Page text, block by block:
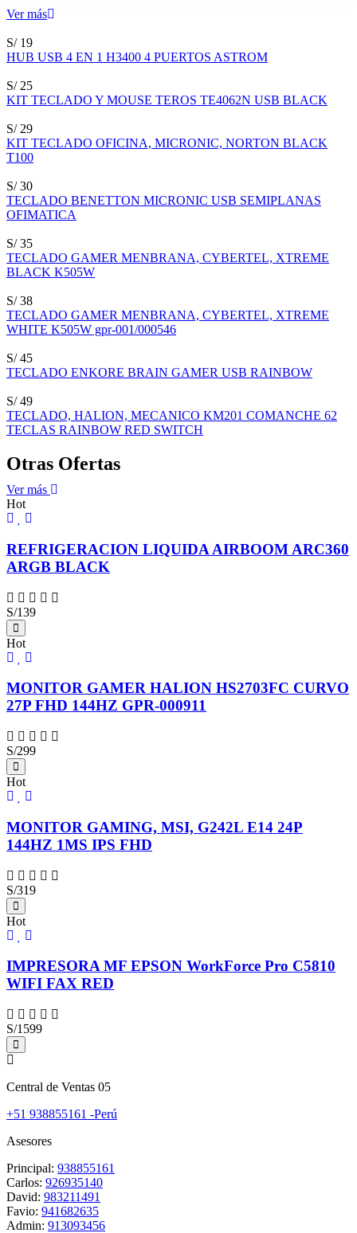
Ver más
S/ 19
HUB USB 4 EN 1 H3400 4 PUERTOS ASTROM
S/ 25
KIT TECLADO Y MOUSE TEROS TE4062N USB BLACK
S/ 29
KIT TECLADO OFICINA, MICRONIC, NORTON BLACK
T100
S/ 30
TECLADO BENETTON MICRONIC USB SEMIPLANAS
OFIMATICA
S/ 35
TECLADO GAMER MENBRANA, CYBERTEL, XTREME
BLACK K505W
S/ 38
TECLADO GAMER MENBRANA, CYBERTEL, XTREME
WHITE K505W gpr-001/000546
S/ 45
TECLADO ENKORE BRAIN GAMER USB RAINBOW
S/ 49
TECLADO, HALION, MECANICO KM201 COMANCHE 62
TECLAS RAINBOW RED SWITCH
Otras Ofertas
Ver más
Hot
REFRIGERACION LIQUIDA AIRBOOM ARC360
ARGB BLACK
S/139
Hot
MONITOR GAMER HALION HS2703FC CURVO
27P FHD 144HZ GPR-000911
S/299
Hot
MONITOR GAMING, MSI, G242L E14 24P
144HZ 1MS IPS FHD
S/319
Hot
IMPRESORA MF EPSON WorkForce Pro C5810
WIFI FAX RED
S/1599
Central de Ventas 05
+51 938855161 -Perú
Asesores
Principal: 938855161
Carlos: 926935140
David: 983211491
Favio: 941682635
Admin: 913093456